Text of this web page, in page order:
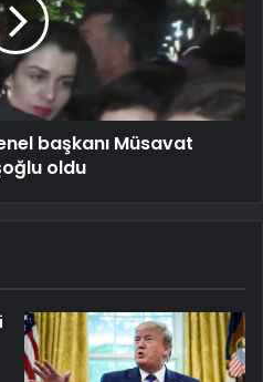
başkanı Müsavat
oldu